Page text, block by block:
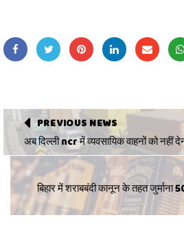
PREVIOUS NEWS
अब दिल्ली ncr में व्यवसायिक वाहनों को नहीं
बिहार में शराबबंदी कानून के तहत